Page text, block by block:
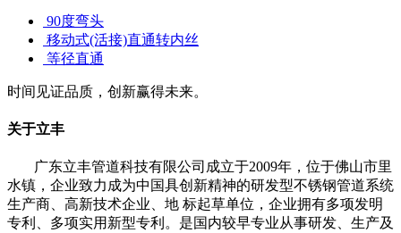
90度弯头
移动式(活接)直通转内丝
等径直通
时间见证品质，创新赢得未来。
关于立丰
广东立丰管道科技有限公司成立于2009年，位于佛山市里
水镇，企业致力成为中国具创新精神的研发型不锈钢管道系统
生产商、高新技术企业、地 标起草单位，企业拥有多项发明
专利、多项实用新型专利。是国内较早专业从事研发、生产及